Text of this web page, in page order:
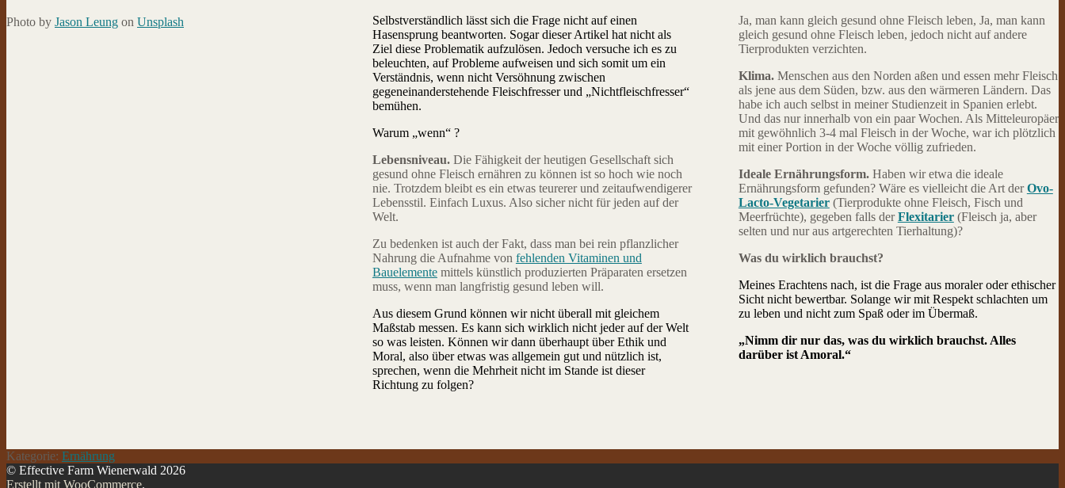
Photo by Jason Leung on Unsplash
Selbstverständlich lässt sich die Frage nicht auf einen
Hasensprung beantworten. Sogar dieser Artikel hat nicht als
Ziel diese Problematik aufzulösen. Jedoch versuche ich es zu
beleuchten, auf Probleme aufweisen und sich somit um ein
Verständnis, wenn nicht Versöhnung zwischen
gegeneinanderstehende Fleischfresser und „Nichtfleischfresser“
bemühen.
Warum „wenn“ ?
Lebensniveau.Die Fähigkeit der heutigen Gesellschaft sich
gesund ohne Fleisch ernähren zu können ist so hoch wie noch
nie. Trotzdem bleibt es ein etwas teurerer und zeitaufwendigerer
Lebensstil. Einfach Luxus. Also sicher nicht für jeden auf der
Welt.
Zu bedenken ist auch der Fakt, dass man bei rein pflanzlicher
Nahrung die Aufnahme von fehlenden Vitaminen und
Bauelementemittels künstlich produzierten Präparaten ersetzen
muss, wenn man langfristig gesund leben will.
Aus diesem Grund können wir nicht überall mit gleichem
Maßstab messen. Es kann sich wirklich nicht jeder auf der Welt
so was leisten. Können wir dann überhaupt über Ethik und
Moral, also über etwas was allgemein gut und nützlich ist,
sprechen, wenn die Mehrheit nicht im Stande ist dieser
Richtung zu folgen?
Ja, man kann gleich gesund ohne Fleisch leben, Ja, man kann
gleich gesund ohne Fleisch leben, jedoch nicht auf andere
Tierprodukten verzichten.
Klima.Menschen aus den Norden aßen und essen mehr Fleisch
als jene aus dem Süden, bzw. aus den wärmeren Ländern. Das
habe ich auch selbst in meiner Studienzeit in Spanien erlebt.
Und das nur innerhalb von ein paar Wochen. Als Mitteleuropäer
mit gewöhnlich 3-4 mal Fleisch in der Woche, war ich plötzlich
mit einer Portion in der Woche völlig zufrieden.
Ideale Ernährungsform.Haben wir etwa die ideale
Ernährungsform gefunden? Wäre es vielleicht die Art derOvo-
Lacto-Vegetarier(Tierprodukte ohne Fleisch, Fisch und
Meerfrüchte), gegeben falls derFlexitarier(Fleisch ja, aber
selten und nur aus artgerechten Tierhaltung)?
Was du wirklich brauchst?
Meines Erachtens nach, ist die Frage aus moraler oder ethischer
Sicht nicht bewertbar. Solange wir mit Respekt schlachten um
zu leben und nicht zum Spaß oder im Übermaß.
„Nimm dir nur das, was du wirklich brauchst. Alles
darüber ist Amoral.“
Kategorie: Ernährung
© Effective Farm Wienerwald 2026
Erstellt mit WooCommerce.